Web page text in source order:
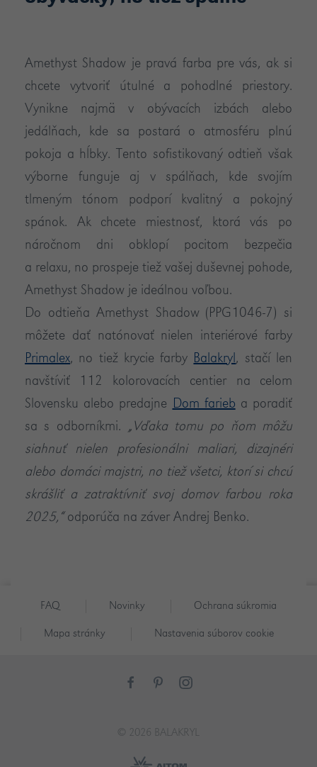
Amethyst Shadow je pravá farba pre vás, ak si
chcete vytvoriť útulné a pohodlné priestory.
Vynikne najmä v obývacích izbách alebo
jedálňach, kde sa postará o atmosféru plnú
pokoja a hĺbky. Tento sofistikovaný odtieň však
výborne funguje aj v spálňach, kde svojím
tlmeným tónom podporí kvalitný a pokojný
spánok. Ak chcete miestnosť, ktorá vás po
náročnom dni obklopí pocitom bezpečia
a relaxu, no prospeje tiež vašej duševnej pohode,
Amethyst Shadow je ideálnou voľbou.
Do odtieňa Amethyst Shadow (PPG1046-7) si
môžete dať natónovať nielen interiérové farby
Primalex, no tiež krycie farby Balakryl, stačí len
navštíviť 112 kolorovacích centier na celom
Slovensku alebo predajne Dom farieb a poradiť
sa s odborníkmi. „Vďaka tomu po ňom môžu
siahnuť nielen profesionálni maliari, dizajnéri
alebo domáci majstri, no tiež všetci, ktorí si chcú
skrášliť a zatraktívniť svoj domov farbou roka
2025,“odporúča na záver Andrej Benko.
FAQ Novinky Ochrana súkromia
Mapa stránky Nastavenia súborov cookie
© 2026 BALAKRYL